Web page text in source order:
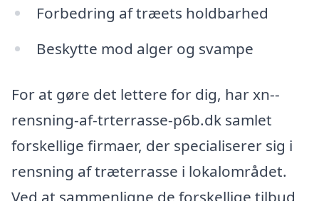
Forbedring af træets holdbarhed
Beskytte mod alger og svampe
For at gøre det lettere for dig, har xn--
rensning-af-trterrasse-p6b.dk samlet
forskellige firmaer, der specialiserer sig i
rensning af træterrasse i lokalområdet.
Ved at sammenligne de forskellige tilbud,